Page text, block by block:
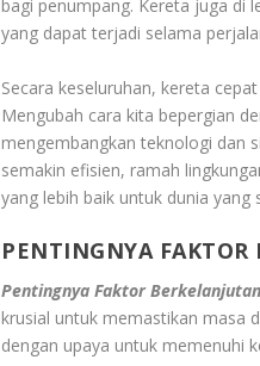
bagi penumpang. Kereta juga di
yang dapat terjadi selama
Secara keseluruhan, kereta
Mengubah cara kita bepergian
mengembangkan teknologi dan
semakin efisien, ramah
yang lebih baik untuk dunia yang
PENTINGNYA FAKTOR
Pentingnya Faktor Berkelanjutan
krusial untuk memastikan masa
dengan upaya untuk memenuhi